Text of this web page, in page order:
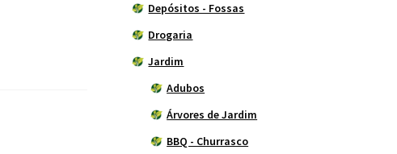
Depósitos - Fossas
Drogaria
Jardim
Adubos
Árvores de Jardim
BBQ - Churrasco